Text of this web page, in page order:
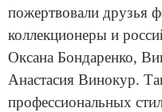
пожертвовали
коллекционеры и
Оксана Бондаренко,
Анастасия Винокур.
профессиональных